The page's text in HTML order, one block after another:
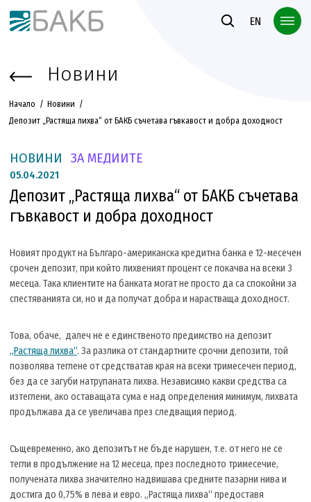
Към основното съдържание
EN
Новини
Начало
Новини
Депозит „Растяща лихва“ от БАКБ съчетава гъвкавост и добра доходност
НОВИНИ ЗА МЕДИИТЕ
05.04.2021
Депозит „Растяща лихва“ от БАКБ съчетава
гъвкавост и добра доходност
Новият продукт на Българо-американска кредитна банка е 12-месечен
срочен депозит, при който лихвеният процент се покачва на всеки 3
месеца. Така клиентите на банката могат не просто да са спокойни за
спестяванията си, но и да получат добра и нарастваща доходност.
Това, обаче, далеч не е единственото предимство на депозит
„Растяща лихва“. За разлика от стандартните срочни депозити, той
позволява теглене от средстватав края на всеки тримесечен период,
без да се загуби натрупаната лихва. Независимо какви средства са
изтеглени, ако оставащата сума е над определения минимум, лихвата
продължава да се увеличава през следващия период.
Същевременно, ако депозитът не бъде нарушен, т.е. от него не се
тегли в продължение на 12 месеца, през последното тримесечие,
получената лихва значително надвишава средните пазарни нива и
достига до 0,75% в лева и евро. „Растяща лихва“ предоставя